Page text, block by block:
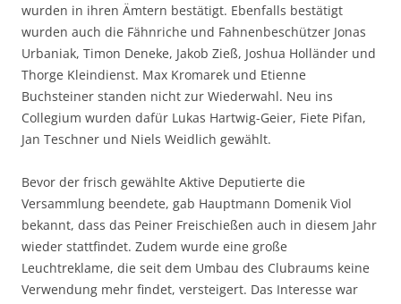
wurden in ihren Ämtern bestätigt. Ebenfalls bestätigt
wurden auch die Fähnriche und Fahnenbeschützer Jonas
Urbaniak, Timon Deneke, Jakob Zieß, Joshua Holländer und
Thorge Kleindienst. Max Kromarek und Etienne
Buchsteiner standen nicht zur Wiederwahl. Neu ins
Collegium wurden dafür Lukas Hartwig-Geier, Fiete Pifan,
Jan Teschner und Niels Weidlich gewählt.
Bevor der frisch gewählte Aktive Deputierte die
Versammlung beendete, gab Hauptmann Domenik Viol
bekannt, dass das Peiner Freischießen auch in diesem Jahr
wieder stattfindet. Zudem wurde eine große
Leuchtreklame, die seit dem Umbau des Clubraums keine
Verwendung mehr findet, versteigert. Das Interesse war